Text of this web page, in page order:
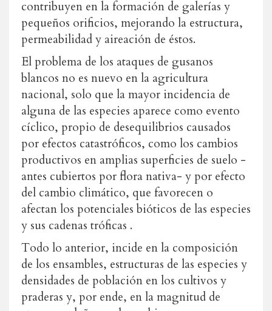
contribuyen en la formación de galerías y
pequeños orificios, mejorando la estructura,
permeabilidad y aireación de éstos.
El problema de los ataques de gusanos
blancos no es nuevo en la agricultura
nacional, solo que la mayor incidencia de
alguna de las especies aparece como evento
cíclico, propio de desequilibrios causados
por efectos catastróficos, como los cambios
productivos en amplias superficies de suelo -
antes cubiertos por flora nativa- y por efecto
del cambio climático, que favorecen o
afectan los potenciales bióticos de las especies
y sus cadenas tróficas .
Todo lo anterior, incide en la composición
de los ensambles, estructuras de las especies y
densidades de población en los cultivos y
praderas y, por ende, en la magnitud de